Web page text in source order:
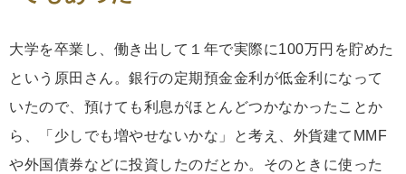
大学を卒業し、働き出して１年で実際に100万円を貯めた
という原田さん。銀行の定期預金金利が低金利になって
いたので、預けても利息がほとんどつかなかったことか
ら、「少しでも増やせないかな」と考え、外貨建てMMF
や外国債券などに投資したのだとか。そのときに使った